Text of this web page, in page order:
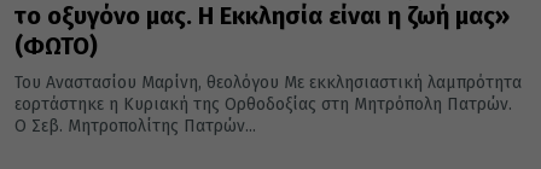
το οξυγόνο μας. Η Εκκλησία είναι η ζωή μας»
(ΦΩΤΟ)
Του Αναστασίου Μαρίνη, θεολόγου Με εκκλησιαστική λαμπρότητα
εορτάστηκε η Κυριακή της Ορθοδοξίας στη Μητρόπολη Πατρών.
Ο Σεβ. Μητροπολίτης Πατρών...